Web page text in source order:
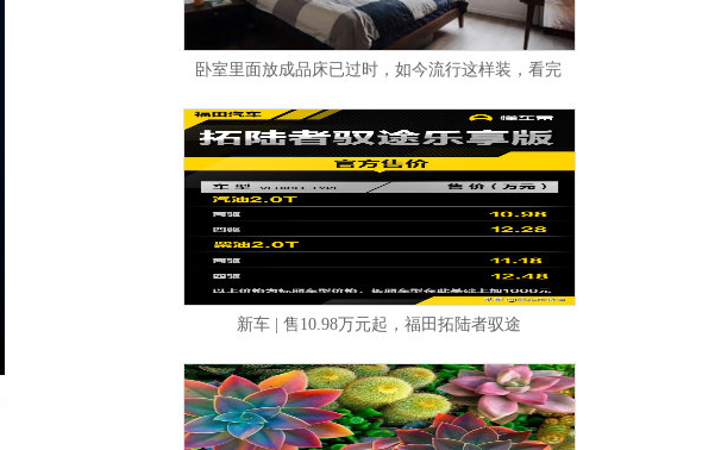
卧室里面放成品床已过时，如今流行这样装，看完
新车 | 售10.98万元起，福田拓陆者驭途